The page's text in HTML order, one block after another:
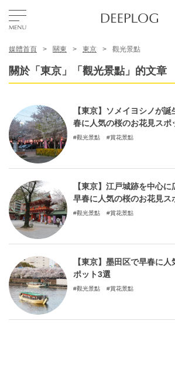
區域
特色主題
繁體中文
USD
關於DEEPLOG
隐私政策
媒體首頁 關東 東京 觀光景點
關於「東京」「觀光景點」的文章
【東京】ソメイヨシノが
春に人気の桜のお花見スポ
觀光景點 賞花景點
【東京】江戸城跡を中心
早春に人気の桜のお花見ス
觀光景點 賞花景點
【東京】墨田区で早春に
ポット3選
觀光景點 賞花景點